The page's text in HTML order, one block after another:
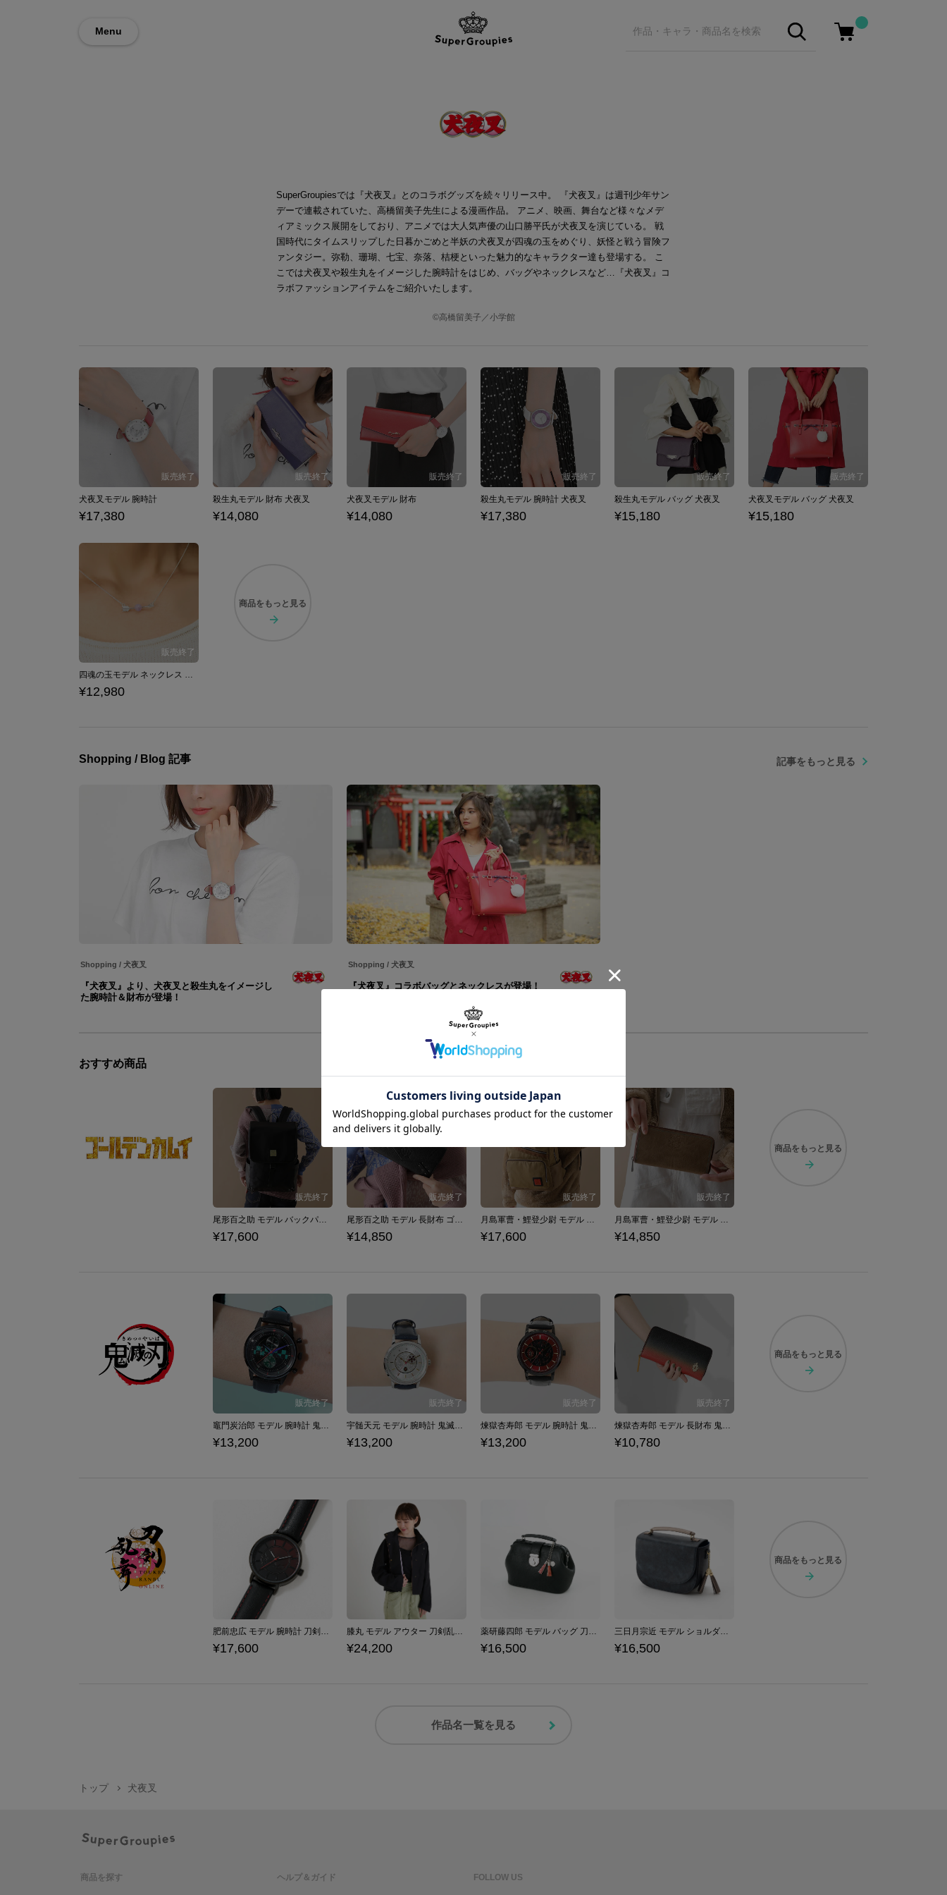
Menu
SuperGroupiesでは『犬夜叉』とのコラボグッズを続々リリース中。 『犬夜叉』は週刊少年サン
デーで連載されていた、高橋留美子先生による漫画作品。 アニメ、映画、舞台など様々なメデ
ィアミックス展開をしており、アニメでは大人気声優の山口勝平氏が犬夜叉を演じている。 戦
国時代にタイムスリップした日暮かごめと半妖の犬夜叉が四魂の玉をめぐり、妖怪と戦う冒険フ
ァンタジー。弥勒、珊瑚、七宝、奈落、桔梗といった魅力的なキャラクター達も登場する。 こ
こでは犬夜叉や殺生丸をイメージした腕時計をはじめ、バッグやネックレスなど…『犬夜叉』コ
ラボファッションアイテムをご紹介いたします。
©高橋留美子／小学館
犬夜叉モデル 腕時計
¥17,380
殺生丸モデル 財布 犬夜叉
¥14,080
犬夜叉モデル 財布
¥14,080
殺生丸モデル 腕時計 犬夜叉
¥17,380
殺生丸モデル バッグ 犬夜叉
¥15,180
犬夜叉モデル バッグ 犬夜叉
¥15,180
四魂の玉モデル ネックレス 犬夜叉
¥12,980
商品を もっと見る
Shopping / Blog 記事 記事をもっと見る
Shopping / 犬夜叉
『犬夜叉』より、犬夜叉と殺生丸をイメージし
た腕時計＆財布が登場！
Shopping / 犬夜叉
『犬夜叉』コラボバッグとネックレスが登場！
おすすめ商品
尾形百之助 モデル バックパック ゴールデンカムイ
¥17,600
尾形百之助 モデル 長財布 ゴールデンカムイ
¥14,850
月島軍曹・鯉登少尉 モデル バックパック ゴールデンカムイ
¥17,600
月島軍曹・鯉登少尉 モデル 長財布 ゴールデンカムイ
¥14,850
商品を もっと見る
竈門炭治郎 モデル 腕時計 鬼滅の刃
¥13,200
宇髄天元 モデル 腕時計 鬼滅の刃
¥13,200
煉獄杏寿郎 モデル 腕時計 鬼滅の刃
¥13,200
煉獄杏寿郎 モデル 長財布 鬼滅の刃
¥10,780
商品を もっと見る
肥前忠広 モデル 腕時計 刀剣乱舞ONLINE
¥17,600
膝丸 モデル アウター 刀剣乱舞ONLINE
¥24,200
薬研藤四郎 モデル バッグ 刀剣乱舞ONLINE
¥16,500
三日月宗近 モデル ショルダーバッグ 刀剣乱舞ONLINE
¥16,500
商品を もっと見る
作品名一覧を見る
トップ 犬夜叉
商品を探す ヘルプ＆ガイド FOLLOW US